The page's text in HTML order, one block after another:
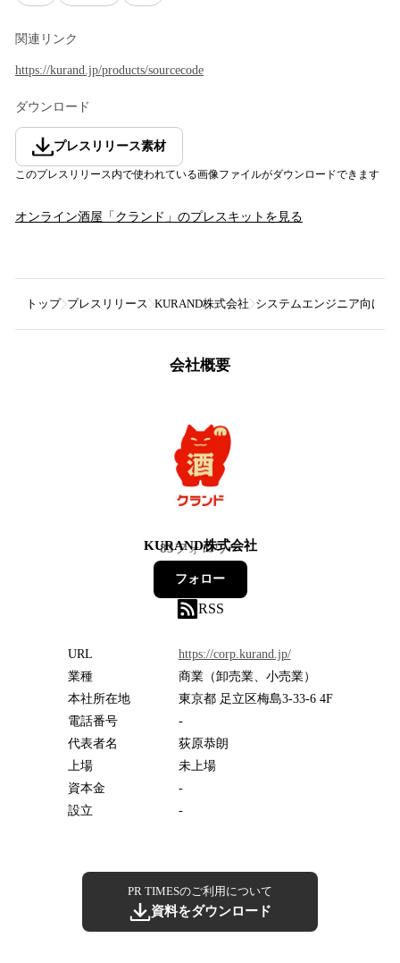
関連リンク
https://kurand.jp/products/sourcecode
ダウンロード
プレスリリース素材
このプレスリリース内で使われている画像ファイルがダウンロードできます
オンライン酒屋「クランド」 のプレスキットを見る
トップ プレスリリース KURAND株式会社 システムエンジニア向け
会社概要
KURAND株式会社
83フォロワー
フォロー
RSS
URL
https://corp.kurand.jp/
業種
商業（卸売業、小売業）
本社所在地
東京都 足立区梅島3-33-6 4F
電話番号
-
代表者名
荻原恭朗
上場
未上場
資本金
-
設立
-
PR TIMESのご利用について
資料をダウンロード